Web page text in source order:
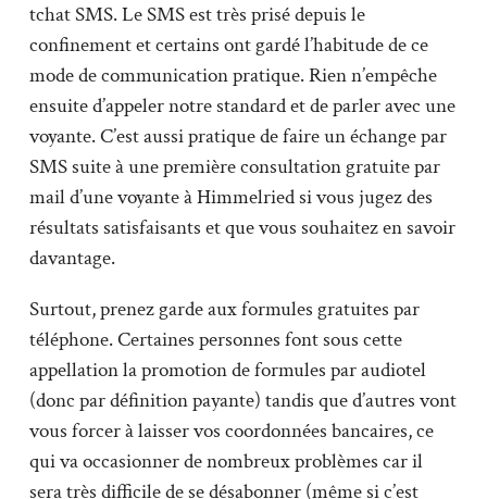
tchat SMS. Le SMS est très prisé depuis le
confinement et certains ont gardé l’habitude de ce
mode de communication pratique. Rien n’empêche
ensuite d’appeler notre standard et de parler avec une
voyante. C’est aussi pratique de faire un échange par
SMS suite à une première consultation gratuite par
mail d’une voyante à Himmelried si vous jugez des
résultats satisfaisants et que vous souhaitez en savoir
davantage.
Surtout, prenez garde aux formules gratuites par
téléphone. Certaines personnes font sous cette
appellation la promotion de formules par audiotel
(donc par définition payante) tandis que d’autres vont
vous forcer à laisser vos coordonnées bancaires, ce
qui va occasionner de nombreux problèmes car il
sera très difficile de se désabonner (même si c’est